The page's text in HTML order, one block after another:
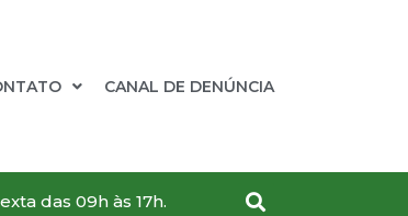
CANAL DE DENÚNCIA
das 09h às 17h.